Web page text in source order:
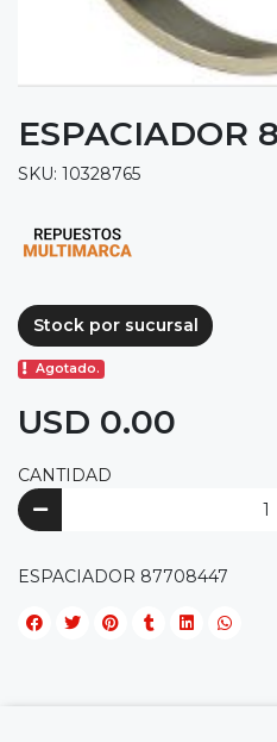
ESPACIADOR
SKU: 10328765
Stock por sucursal
Agotado.
USD 0.00
CANTIDAD
ESPACIADOR 87708447